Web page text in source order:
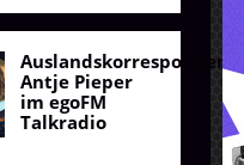
Auslandskorrespondentin
Antje Pieper
im egoFM
Talkradio